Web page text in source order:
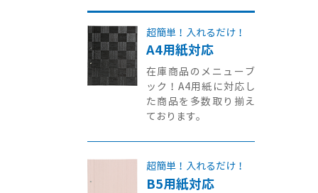
超簡単！入れるだけ！
A4用紙対応
在庫商品のメニューブ
ック！A4用紙に対応し
た商品を多数取り揃え
ております。
超簡単！入れるだけ！
B5用紙対応